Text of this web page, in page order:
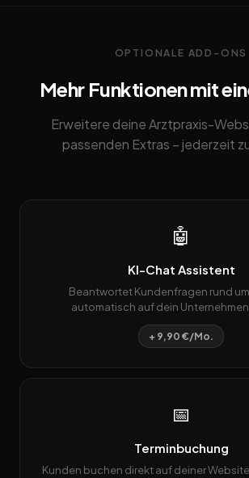
OPTIONALE ADD-ONS
Mehr Funktionen mit
Erweitere deine Arztpraxis-
passenden Extras – jederzeit
🤖
KI-Chat Assistent
Beantwortet Kundenfragen rund um
automatisch auf dein Unternehmen
+ 9,90 €/Mo.
📅
Terminbuchung
Kunden buchen direkt auf deiner Website